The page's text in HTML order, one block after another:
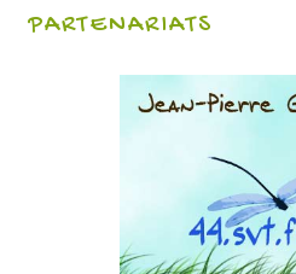
PARTENARIATS